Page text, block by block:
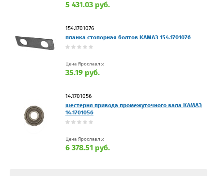
5 431.03 руб.
154.1701076
планка стопорная болтов КАМАЗ 154.1701076
Цена Ярославль:
35.19 руб.
14.1701056
шестерня привода промежуточного вала КАМАЗ
14.1701056
Цена Ярославль:
6 378.51 руб.